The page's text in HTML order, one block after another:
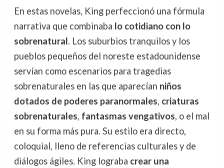
En estas novelas, King perfeccionó una fórmula
narrativa que combinaba lo cotidiano con lo
sobrenatural. Los suburbios tranquilos y los
pueblos pequeños del noreste estadounidense
servían como escenarios para tragedias
sobrenaturales en las que aparecían niños
dotados de poderes paranormales, criaturas
sobrenaturales, fantasmas vengativos, o el mal
en su forma más pura. Su estilo era directo,
coloquial, lleno de referencias culturales y de
diálogos ágiles. King lograba crear una